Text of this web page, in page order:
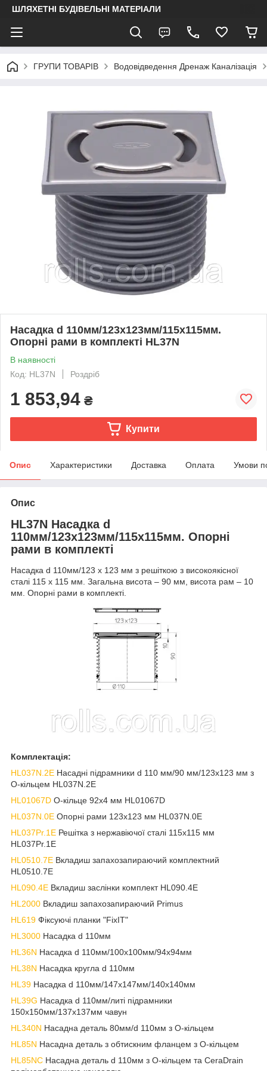
ШЛЯХЕТНІ БУДІВЕЛЬНІ МАТЕРІАЛИ
ГРУПИ ТОВАРІВ Водовідведення Дренаж Каналізація
Насадка d 110мм/123х123мм/115х115мм.
Опорні рами в комплекті HL37N
В наявності
Код: HL37N
Роздріб
1 853,94 ₴
Купити
Опис Характеристики Доставка Оплата Умови
Опис
HL37N Насадка d
110мм/123х123мм/115х115мм. Опорні
рами в комплекті
Насадка d 110мм/123 х 123 мм з решіткою з високоякісної
сталі 115 х 115 мм. Загальна висота – 90 мм, висота рам – 10
мм. Опорні рами в комплекті.
Комплектація:
HL037N.2E Насадні підрамники d 110 мм/90 мм/123х123 мм з
О-кільцем HL037N.2E
HL01067D О-кільце 92х4 мм HL01067D
HL037N.0E Опорні рами 123х123 мм HL037N.0E
HL037Pr.1E Решітка з нержавіючої сталі 115х115 мм
HL037Pr.1E
HL0510.7E Вкладиш запахозапираючий комплектний
HL0510.7E
HL090.4E Вкладиш заслінки комплект HL090.4E
HL2000 Вкладиш запахозапираючий Primus
HL619 Фіксуючі планки "FixIT"
HL3000 Насадка d 110мм
HL36N Насадка d 110мм/100х100мм/94х94мм
HL38N Насадка кругла d 110мм
HL39 Насадка d 110мм/147х147мм/140х140мм
HL39G Насадка d 110мм/литі підрамники
150х150мм/137х137мм чавун
HL340N Насадна деталь 80мм/d 110мм з О-кільцем
HL85N Насадна деталь з обтискним фланцем з О-кільцем
HL85NC Насадна деталь d 110мм з О-кільцем та CeraDrain